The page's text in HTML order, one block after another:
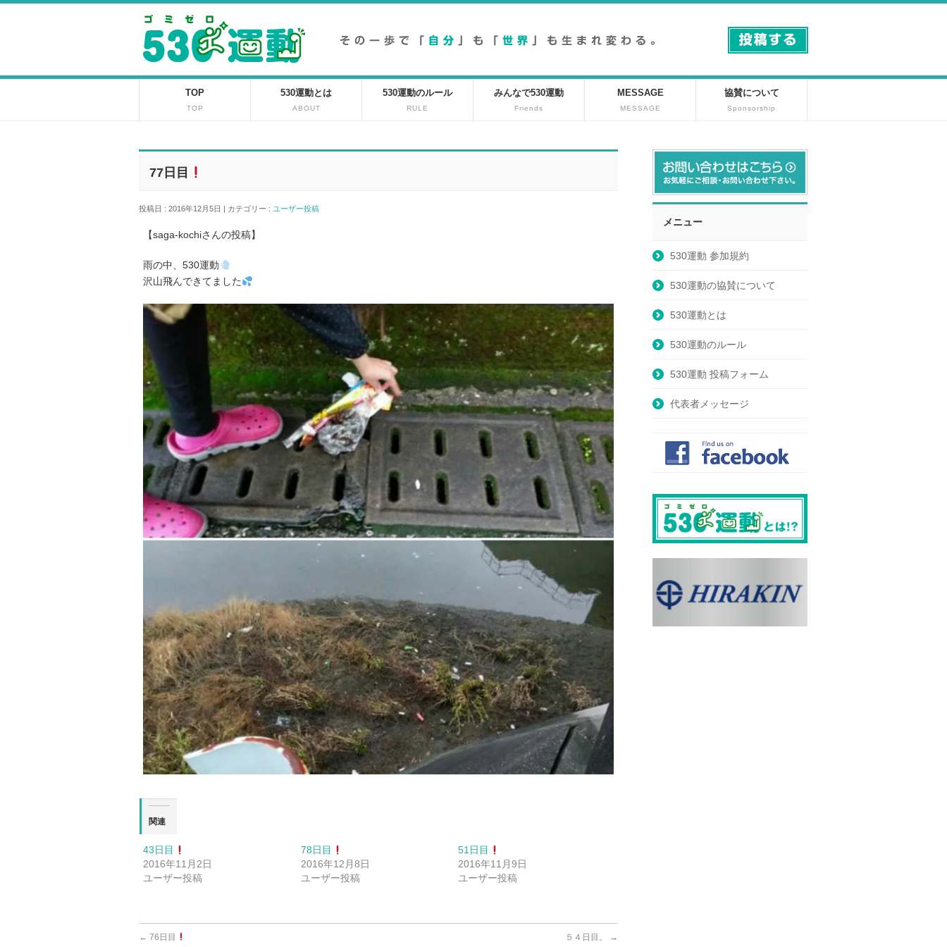
TOP
TOP
530運動とは
ABOUT
530運動のルール
RULE
みんなで530運動
Friends
MESSAGE
MESSAGE
協賛について
Sponsorship
77日目
投稿日 : 2016年12月5日 | カテゴリー : ユーザー投稿
【saga-kochiさんの投稿】
雨の中、530運動
沢山飛んできてました
関連
43日目
2016年11月2日
ユーザー投稿
78日目
2016年12月8日
ユーザー投稿
51日目
2016年11月9日
ユーザー投稿
← 76日目 ５４日目。 →
メニュー
530運動 参加規約
530運動の協賛について
530運動とは
530運動のルール
530運動 投稿フォーム
代表者メッセージ